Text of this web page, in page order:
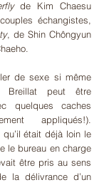
de Kim Chaesu
échangistes,
, de Shin Chôngyun
peut être
quelques caches
appliqués!).
était déjà loin le
le bureau en charge
être pris au sens
la délivrance d’un